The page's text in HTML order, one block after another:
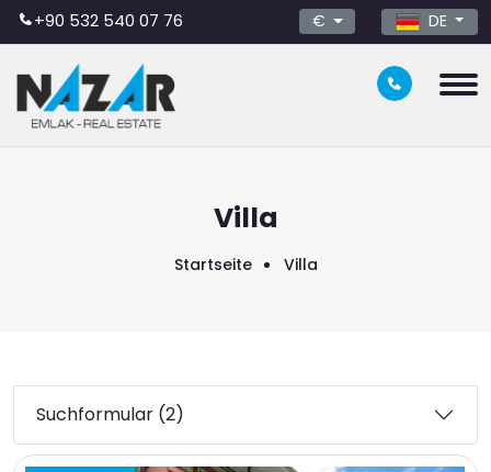
+90 532 540 07 76 € DE
Villa
Startseite Villa
Suchformular (2)